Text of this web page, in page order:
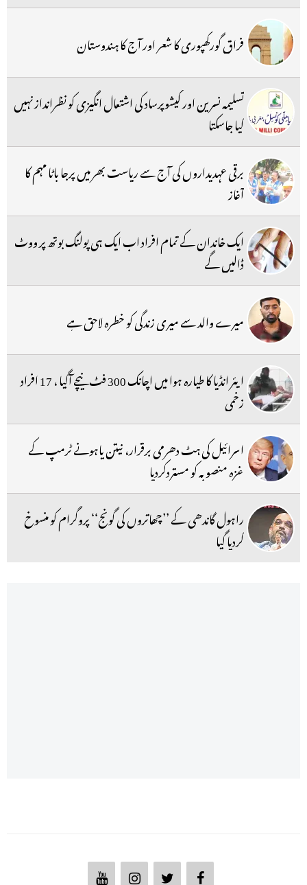
فراق گورکھپوری کا شعر اور آج کا ہندوستان
تسلیمہ نسرین اور کیشوپرساد کی اشتعال انگیزی کو نظرانداز نہیں
کیا جاسکتا
برقی عہدیداروں کی آج سے ریاست بھر میں پرجا باٹا مہم کا
آغاز
ایک خاندان کے تمام افراد اب ایک ہی پولنگ بوتھ پر ووٹ
ڈالیں گے
میرے والد سے میری زندگی کو خطرہ لاحق ہے
ایئر انڈیا کا طیارہ ہوا میں اچانک 300 فٹ نیچے آگیا ، 17 افراد
زخمی
اسرائیل کی ہٹ دھرمی برقرار، نیتن یاہونے ٹرمپ کے
غزہ منصوبہ کو مستردکردیا
راہول گاندھی کے ’’چھاتروں کی گونج‘‘ پروگرام کو منسوخ
کردیا گیا